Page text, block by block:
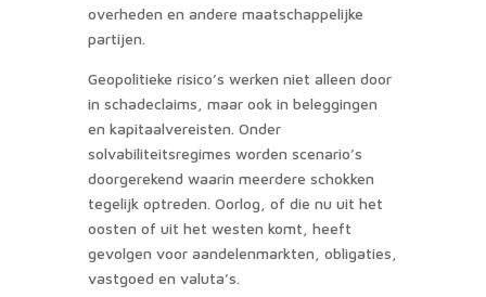
overheden en andere maatschappelijke
partijen.
Geopolitieke risico’s werken niet alleen door
in schadeclaims, maar ook in beleggingen
en kapitaalvereisten. Onder
solvabiliteitsregimes worden scenario’s
doorgerekend waarin meerdere schokken
tegelijk optreden. Oorlog, of die nu uit het
oosten of uit het westen komt, heeft
gevolgen voor aandelenmarkten, obligaties,
vastgoed en valuta’s.